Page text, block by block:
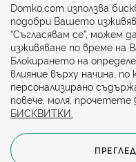
Начини на плащане:
Domko.com използва
подобри Вашето
“Съгласявам се”, можем
изживяване по време на
Блокирането на
влияние върху начина,
персонализирано
повече, моля, прочетете
БИСКВИТКИ.